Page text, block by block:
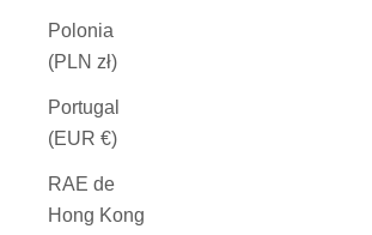
Polonia
(PLN zł)
Portugal
(EUR €)
RAE de
Hong Kong